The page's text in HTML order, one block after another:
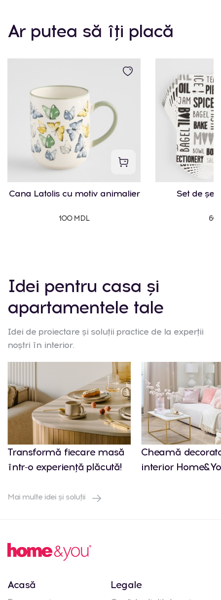
Ar putea să îți placă
Cana Latolis cu motiv animalier
100 MDL
Set de
60
Idei pentru casa și
apartamentele tale
Idei de proiectare și soluții practice de la experții
noștri în interior.
Transformă fiecare masă
într-o experiență plăcută!
Cheamă
interior
Mai multe idei și soluții
Acasă Legale